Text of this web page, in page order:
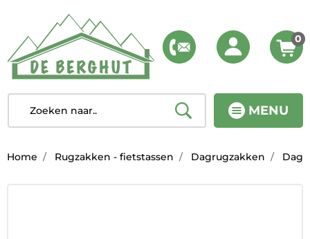
MENU
0
Home Rugzakken - fietstassen Dagrugzakken